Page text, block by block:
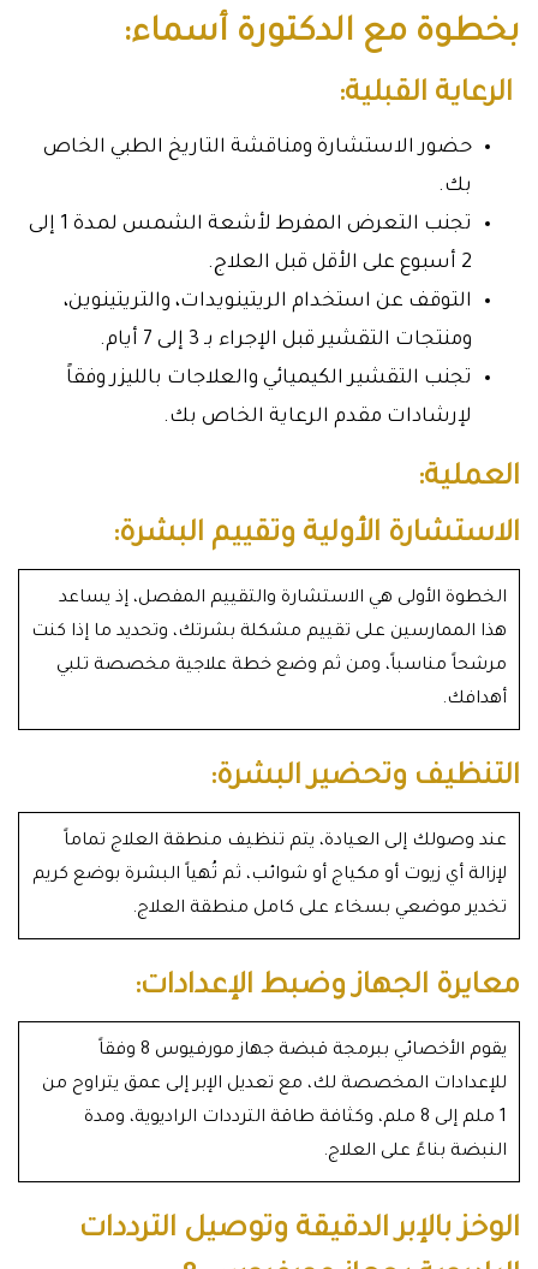
بخطوة مع الدكتورة أسماء:
الرعاية القبلية:
حضور الاستشارة ومناقشة التاريخ الطبي الخاص
بك.
تجنب التعرض المفرط لأشعة الشمس لمدة 1 إلى
2 أسبوع على الأقل قبل العلاج.
التوقف عن استخدام الريتينويدات، والتريتينوين،
ومنتجات التقشير قبل الإجراء بـ 3 إلى 7 أيام.
تجنب التقشير الكيميائي والعلاجات بالليزر وفقاً
لإرشادات مقدم الرعاية الخاص بك.
العملية:
الاستشارة الأولية وتقييم البشرة:
الخطوة الأولى هي الاستشارة والتقييم المفصل، إذ يساعد
هذا الممارسين على تقييم مشكلة بشرتك، وتحديد ما إذا كنت
مرشحاً مناسباً، ومن ثم وضع خطة علاجية مخصصة تلبي
أهدافك.
التنظيف وتحضير البشرة:
عند وصولك إلى العيادة، يتم تنظيف منطقة العلاج تماماً
لإزالة أي زيوت أو مكياج أو شوائب، ثم تُهياً البشرة بوضع كريم
تخدير موضعي بسخاء على كامل منطقة العلاج.
معايرة الجهاز وضبط الإعدادات:
يقوم الأخصائي ببرمجة قبضة جهاز مورفيوس 8 وفقاً
للإعدادات المخصصة لك، مع تعديل الإبر إلى عمق يتراوح من
1 ملم إلى 8 ملم، وكثافة طاقة الترددات الراديوية، ومدة
النبضة بناءً على العلاج.
الوخز بالإبر الدقيقة وتوصيل الترددات